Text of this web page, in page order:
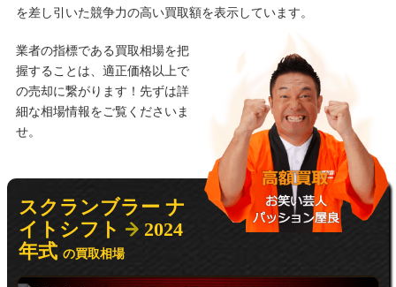
を差し引いた競争力の高い買取額を表示しています。
業者の指標である買取相場を把
握することは、適正価格以上で
の売却に繋がります！先ずは詳
細な相場情報をご覧くださいま
せ。
スクランブラー ナ
イトシフト
2024
年式 の買取相場